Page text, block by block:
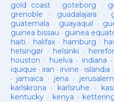
gold coast · goteborg ·
grenoble · guadalajara ·
guatemala · guayaquil ·
guinea bissau · guinea
haiti · halifax · hamburg ·
helsingør· helsinki ·
houston · huelva · indiana ·
iquique · iran · irvine · islàndia ·
· jamaica · jena · jerusalem
karlskrona · karlsruhe ·
kentucky· kenya ·